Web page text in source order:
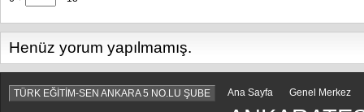
Henüz yorum yapılmamış.
TÜRK EĞİTİM-SEN ANKARA 5 NO.LU ŞUBE Ana Sayfa Genel Merkez